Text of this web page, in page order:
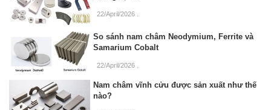
22/April/2026
So sánh nam châm Neodymium, Ferrite và
Samarium Cobalt
22/April/2026
Nam châm vĩnh cửu được sản xuất như thế
nào?